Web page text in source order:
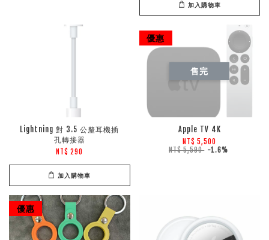
加入購物車
Lightning 對 3.5 公釐耳機插
孔轉接器
NT$ 290
加入購物車
優惠
售完
Apple TV 4K
NT$ 5,500
NT$ 5,590 -1.6%
優惠